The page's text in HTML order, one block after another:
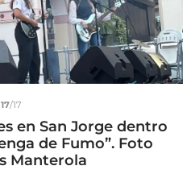
17/17
en San Jorge dentro
de Fumo”. Foto
Manterola